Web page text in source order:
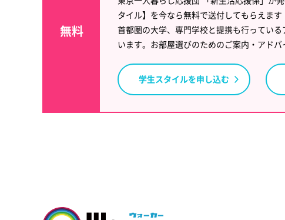
無料
タイル】を今なら無料で送付してもらえます
首都圏の大学、専門学校と提携も行ってい
います。お部屋選びのためのご案内・アド
学生スタイルを申し込む